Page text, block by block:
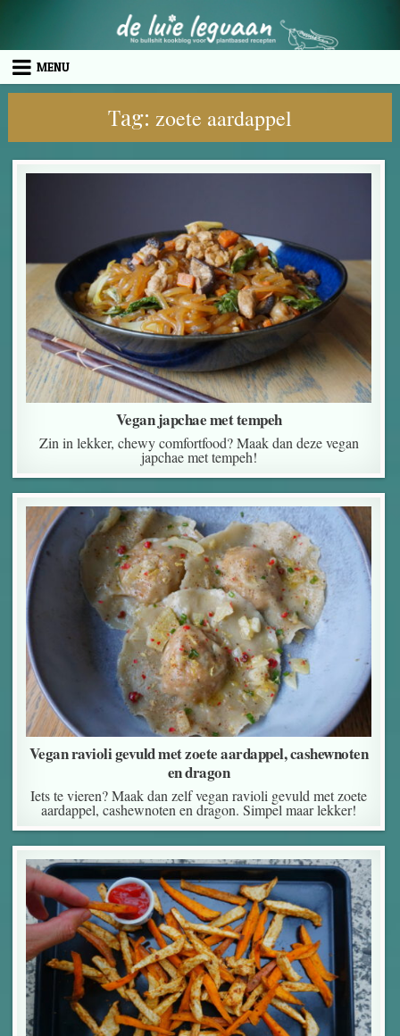
MENU
Tag: zoete aardappel
Vegan japchae met tempeh
Zin in lekker, chewy comfortfood? Maak dan deze vegan
japchae met tempeh!
Vegan ravioli gevuld met zoete aardappel, cashewnoten
en dragon
Iets te vieren? Maak dan zelf vegan ravioli gevuld met zoete
aardappel, cashewnoten en dragon. Simpel maar lekker!